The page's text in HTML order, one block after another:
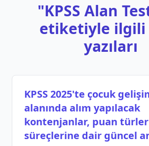
"KPSS Alan
etiketiyle ilgili
yazıları
KPSS 2025'te çocuk
alanında alım yapılacak
kontenjanlar, puan
süreçlerine dair güncel